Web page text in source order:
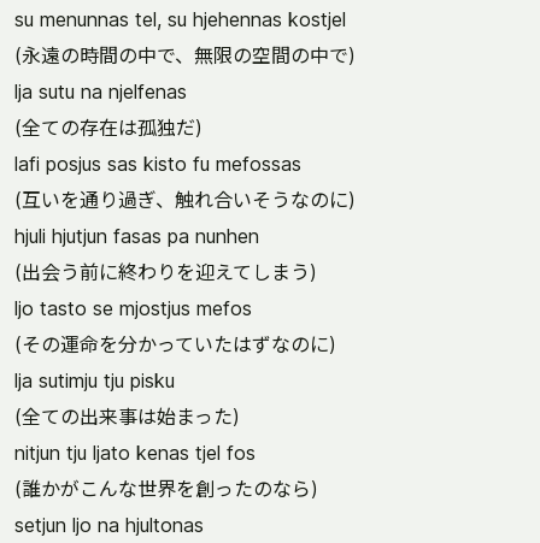
su menunnas tel, su hjehennas kostjel
(永遠の時間の中で、無限の空間の中で)
lja sutu na njelfenas
(全ての存在は孤独だ)
lafi posjus sas kisto fu mefossas
(互いを通り過ぎ、触れ合いそうなのに)
hjuli hjutjun fasas pa nunhen
(出会う前に終わりを迎えてしまう)
ljo tasto se mjostjus mefos
(その運命を分かっていたはずなのに)
lja sutimju tju pisku
(全ての出来事は始まった)
nitjun tju ljato kenas tjel fos
(誰かがこんな世界を創ったのなら)
setjun ljo na hjultonas